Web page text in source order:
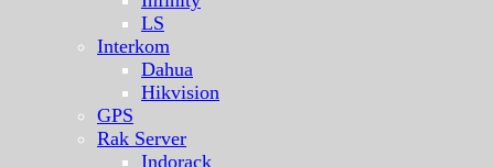
LS
Interkom
Dahua
Hikvision
GPS
Rak Server
Indorack